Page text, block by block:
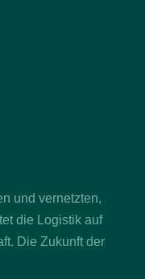
und vernetzten,
die Logistik auf
Die Zukunft der